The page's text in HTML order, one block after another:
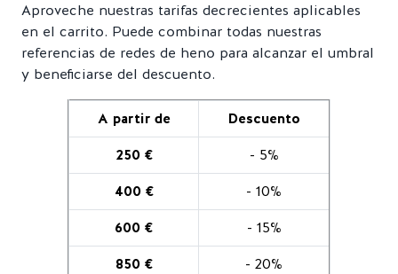
Aproveche nuestras tarifas decrecientes aplicables
en el carrito. Puede combinar todas nuestras
referencias de redes de heno para alcanzar el umbral
y beneficiarse del descuento.
A partir de
Descuento
250 €
- 5%
400 €
- 10%
600 €
- 15%
850 €
- 20%